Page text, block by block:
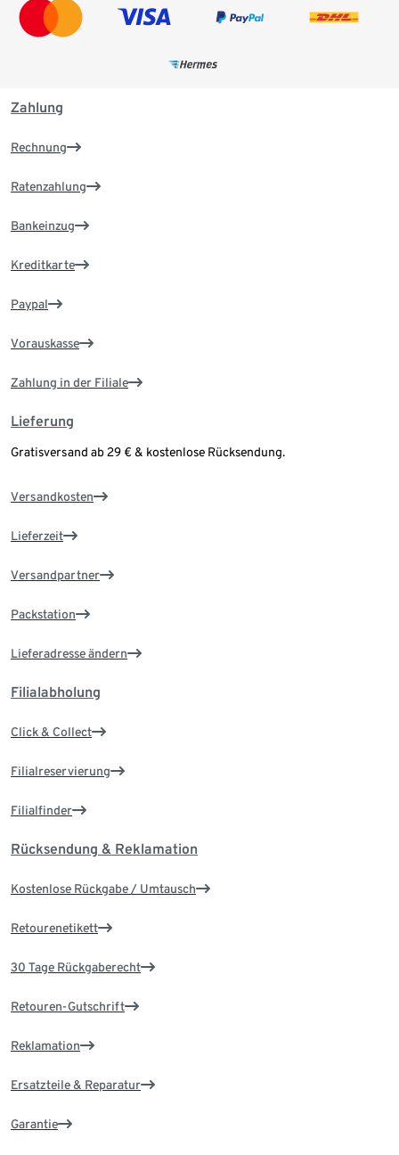
Zahlung
Rechnung
Ratenzahlung
Bankeinzug
Kreditkarte
Paypal
Vorauskasse
Zahlung in der Filiale
Lieferung
Gratisversand ab 29 € & kostenlose Rücksendung.
Versandkosten
Lieferzeit
Versandpartner
Packstation
Lieferadresse ändern
Filialabholung
Click & Collect
Filialreservierung
Filialfinder
Rücksendung & Reklamation
Kostenlose Rückgabe / Umtausch
Retourenetikett
30 Tage Rückgaberecht
Retouren-Gutschrift
Reklamation
Ersatzteile & Reparatur
Garantie